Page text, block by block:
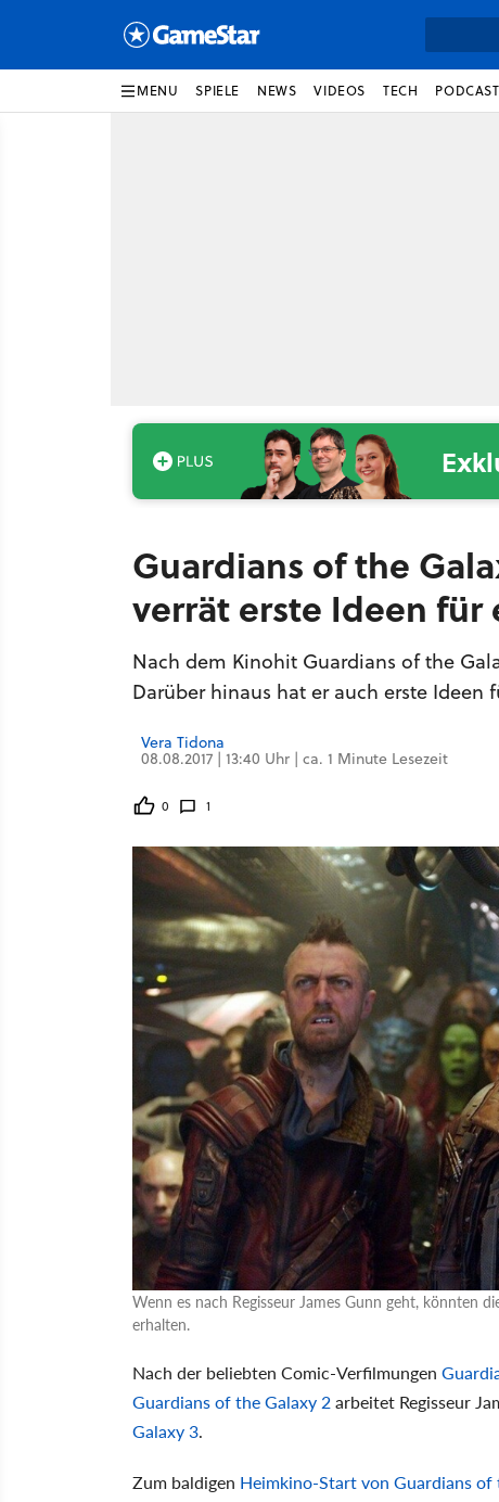
MENU SPIELE NEWS VIDEOS TECH
Guardians of the
verrät erste Ideen
Nach dem Kinohit Guardians of the
Darüber hinaus hat er auch erste
Vera Tidona
08.08.2017 | 13:40 Uhr | ca. 1 Minute Lesezeit
0 1
Wenn es nach Regisseur James Gunn geht, könnten
erhalten.
Nach der beliebten Comic-Verfilmungen
Guardians of the Galaxy 2arbeitet Regisseur
Galaxy 3.
Zum baldigen Heimkino-Start von Guardians